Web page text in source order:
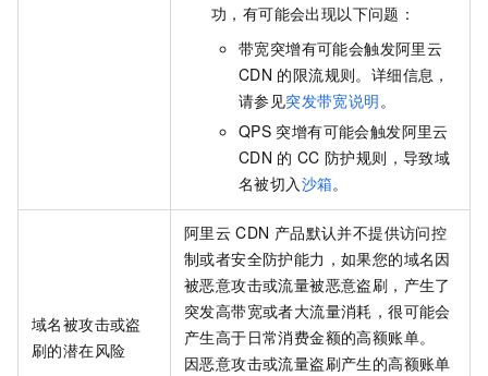
功，有可能会出现以下问题：
带宽突增有可能会触发阿里云
CDN 的限流规则。 详细信息，
请参见突发带宽说明。
QPS 突增有可能会触发阿里云
CDN 的 CC 防护规则，导致域
名被切入沙箱。
域名被攻击或盗
刷的潜在风险
阿里云 CDN 产品默认并不提供访问控
制或者安全防护能力，如果您的域名因
被恶意攻击或流量被恶意盗刷，产生了
突发高带宽或者大流量消耗，很可能会
产生高于日常消费金额的高额账单。
因恶意攻击或流量盗刷产生的高额账单